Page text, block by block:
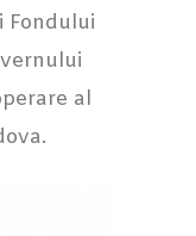
Fondului
al